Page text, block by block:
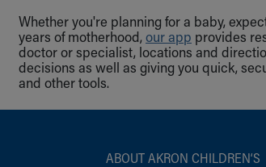
Whether you're planning for a baby,
years of motherhood, our app provides
doctor or specialist, locations and
decisions as well as giving you quick,
and other tools.
ABOUT AKRON CHILDREN‘S